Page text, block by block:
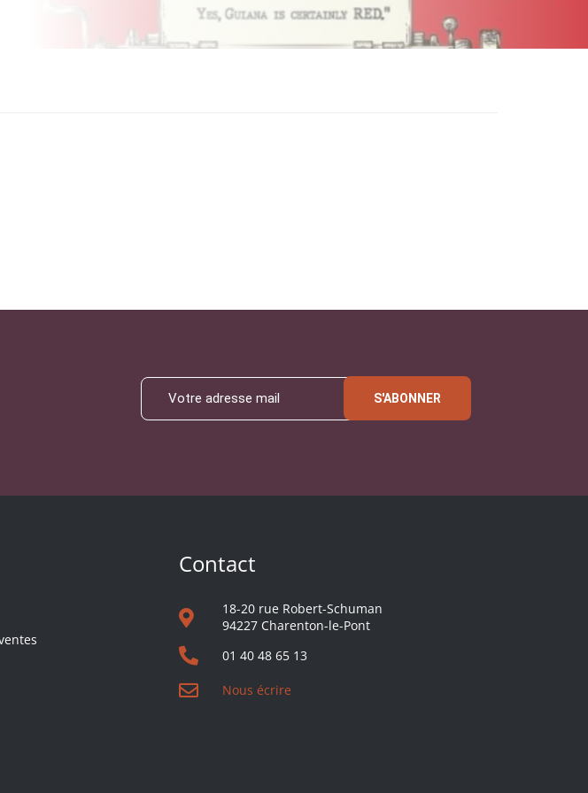
S'ABONNER
Contact
18-20 rue Robert-Schuman
94227 Charenton-le-Pont
01 40 48 65 13
Nous écrire